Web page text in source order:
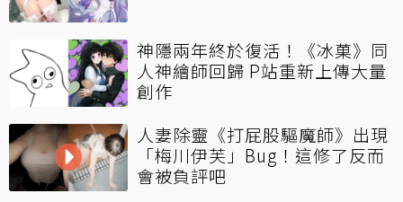
神隱兩年終於復活！《冰菓》同
人神繪師回歸 P站重新上傳大量
創作
人妻除靈《打屁股驅魔師》出現
「梅川伊芙」Bug！這修了反而
會被負評吧